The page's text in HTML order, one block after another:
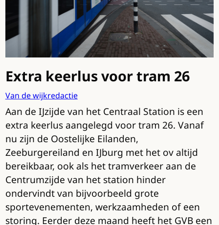
Extra keerlus voor tram 26
Van de wijkredactie
Aan de IJzijde van het Centraal Station is een
extra keerlus aangelegd voor tram 26. Vanaf
nu zijn de Oostelijke Eilanden,
Zeeburgereiland en IJburg met het ov altijd
bereikbaar, ook als het tramverkeer aan de
Centrumzijde van het station hinder
ondervindt van bijvoorbeeld grote
sportevenementen, werkzaamheden of een
storing. Eerder deze maand heeft het GVB een